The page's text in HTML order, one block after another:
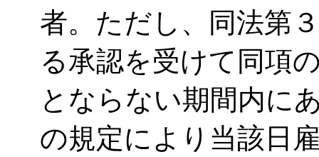
者。ただし、同法第
る承認を受けて同項
とならない期間内に
の規定により当該日